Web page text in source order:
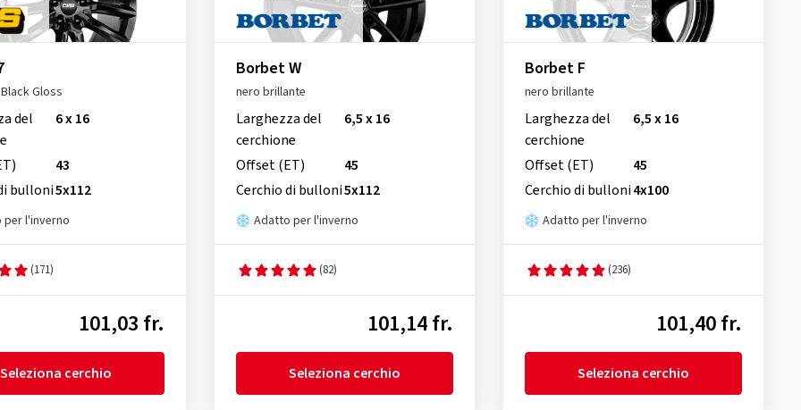
Gloss
del
6 x 16
43
bulloni5x112
l'inverno
(171)
101,03 fr.
Seleziona cerchio
Borbet W
nero brillante
Larghezza del
cerchione
6,5 x 16
Offset (ET)
45
Cerchio di bulloni5x112
Adatto per l'inverno
(82)
101,14 fr.
Seleziona cerchio
Borbet F
nero brillante
Larghezza del
cerchione
6,5 x 16
Offset (ET)
45
Cerchio di bulloni4x100
Adatto per l'inverno
(236)
101,40 fr.
Seleziona cerchio